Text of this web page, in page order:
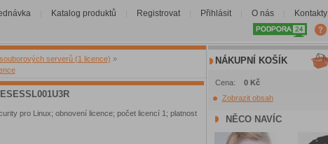
Katalog produktů Registrovat Přihlásit O nás Kontakty
serverů (1 licence) »
pro Linux; obnovení licence; počet licencí 1; platnost
NÁKUPNÍ KOŠÍK
Cena: 0 Kč
Zobrazit obsah
NĚCO NAVÍC